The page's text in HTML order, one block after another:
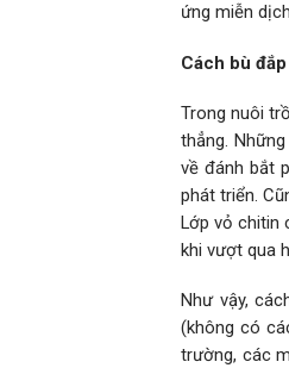
ứng miễn
Cách bù
Trong nuôi
thẳng.
về đánh bắt
phát triển.
Lớp vỏ chitin
khi vượt qua
Như vậy,
(không có
trường, các